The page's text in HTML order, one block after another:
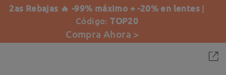
2as Rebajas 🔥 -99% máximo + -20% en lentes |
Código:TOP20
Compra Ahora >